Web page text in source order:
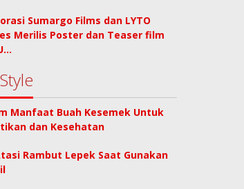
Sumargo Films dan LYTO
Merilis Poster dan Teaser film
Manfaat Buah Kesemek Untuk
dan Kesehatan
Rambut Lepek Saat Gunakan